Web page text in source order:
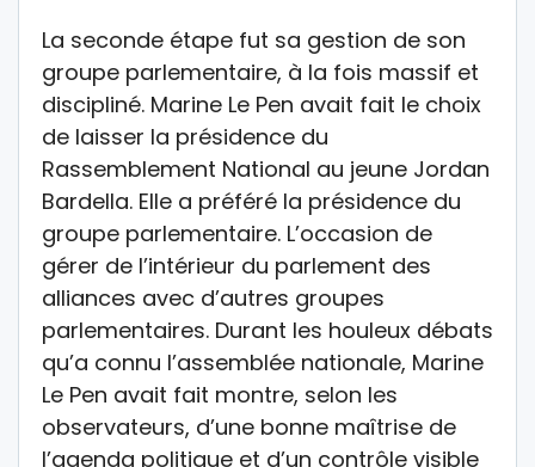
La seconde étape fut sa gestion de son
groupe parlementaire, à la fois massif et
discipliné. Marine Le Pen avait fait le choix
de laisser la présidence du
Rassemblement National au jeune Jordan
Bardella. Elle a préféré la présidence du
groupe parlementaire. L’occasion de
gérer de l’intérieur du parlement des
alliances avec d’autres groupes
parlementaires. Durant les houleux débats
qu’a connu l’assemblée nationale, Marine
Le Pen avait fait montre, selon les
observateurs, d’une bonne maîtrise de
l’agenda politique et d’un contrôle visible